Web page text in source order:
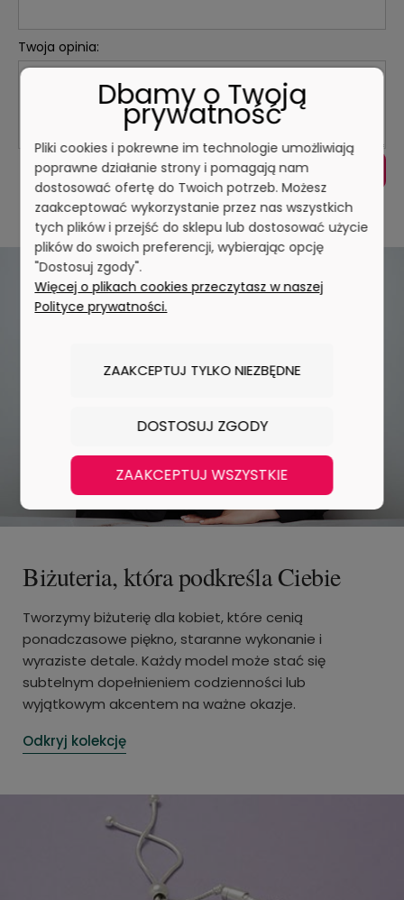
Twoja opinia:
WYŚLIJ
Biżuteria, która podkreśla Ciebie
Tworzymy biżuterię dla kobiet, które cenią
ponadczasowe piękno, staranne wykonanie i
wyraziste detale. Każdy model może stać się
subtelnym dopełnieniem codzienności lub
wyjątkowym akcentem na ważne okazje.
Odkryj kolekcję
Dbamy o Twoją
prywatność
Pliki cookies i pokrewne im technologie umożliwiają
poprawne działanie strony i pomagają nam
dostosować ofertę do Twoich potrzeb. Możesz
zaakceptować wykorzystanie przez nas wszystkich
tych plików i przejść do sklepu lub dostosować użycie
plików do swoich preferencji, wybierając opcję
"Dostosuj zgody".
Więcej o plikach cookies przeczytasz w naszej
Polityce prywatności.
ZAAKCEPTUJ TYLKO NIEZBĘDNE
DOSTOSUJ ZGODY
ZAAKCEPTUJ WSZYSTKIE